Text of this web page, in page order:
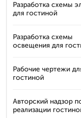
Разработка схемы
для гостиной
Разработка схемы
освещения для
Рабочие чертежи
гостиной
Авторский надзор
реализации